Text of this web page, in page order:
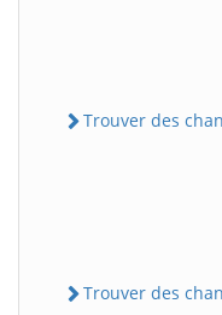
Trouver des
Trouver des